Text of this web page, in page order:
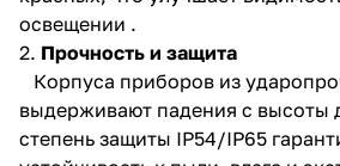
освещении .
2. Прочность и защита
Корпуса приборов из
выдерживают падения с высоты
степень защиты IP54/IP65